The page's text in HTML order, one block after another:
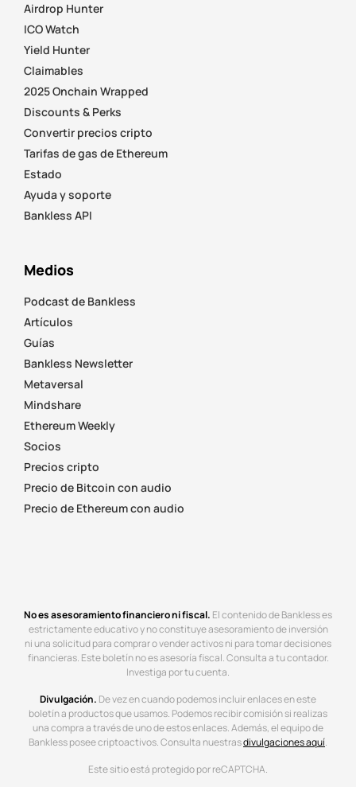
Airdrop Hunter
ICO Watch
Yield Hunter
Claimables
2025 Onchain Wrapped
Discounts & Perks
Convertir precios cripto
Tarifas de gas de Ethereum
Estado
Ayuda y soporte
Bankless API
Medios
Podcast de Bankless
Artículos
Guías
Bankless Newsletter
Metaversal
Mindshare
Ethereum Weekly
Socios
Precios cripto
Precio de Bitcoin con audio
Precio de Ethereum con audio
No es asesoramiento financiero ni fiscal. El contenido de Bankless es
estrictamente educativo y no constituye asesoramiento de inversión
ni una solicitud para comprar o vender activos ni para tomar decisiones
financieras. Este boletín no es asesoría fiscal. Consulta a tu contador.
Investiga por tu cuenta.
Divulgación. De vez en cuando podemos incluir enlaces en este
boletín a productos que usamos. Podemos recibir comisión si realizas
una compra a través de uno de estos enlaces. Además, el equipo de
Bankless posee criptoactivos. Consulta nuestrasdivulgaciones aquí.
Este sitio está protegido por reCAPTCHA.